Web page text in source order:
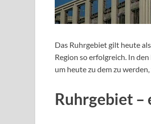
Das Ruhrgebiet gilt heute
Region so erfolgreich. In
um heute zu dem zu
Ruhrgebiet –